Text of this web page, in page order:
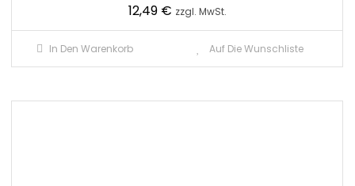
12,49 € zzgl. MwSt.
In Den Warenkorb Auf Die Wunschliste